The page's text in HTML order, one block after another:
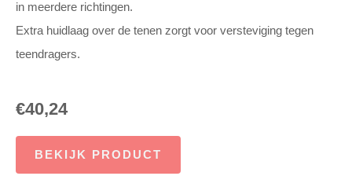
in meerdere richtingen.
Extra huidlaag over de tenen zorgt voor versteviging tegen
teendragers.
€40,24
BEKIJK PRODUCT